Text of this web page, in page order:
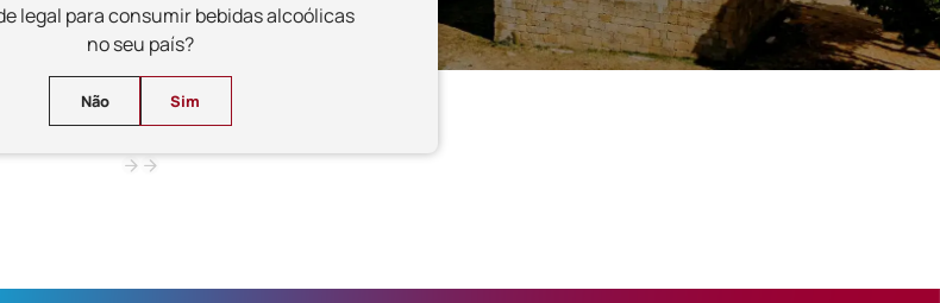
legal para consumir bebidas alcoólicas
no seu país?
Não Sim